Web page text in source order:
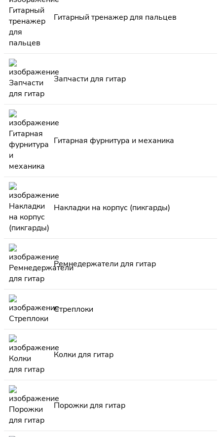
Гитарный тренажер для пальцев
Запчасти для гитар
Гитарная фурнитура и механика
Накладки на корпус (пикгарды)
Ремнедержатели для гитар
Стреплоки
Колки для гитар
Порожки для гитар